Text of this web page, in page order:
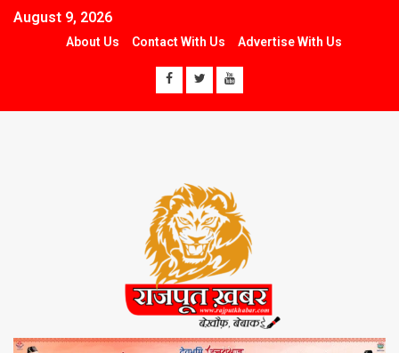
August 9, 2026
About Us Contact With Us Advertise With Us